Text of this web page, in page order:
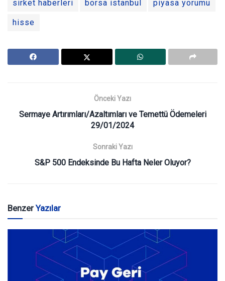
sirket haberleri borsa istanbul piyasa yorumu
hisse
Önceki Yazı
Sermaye Artırımları/Azaltımları ve Temettü Ödemeleri
29/01/2024
Sonraki Yazı
S&P 500 Endeksinde Bu Hafta Neler Oluyor?
BenzerYazılar